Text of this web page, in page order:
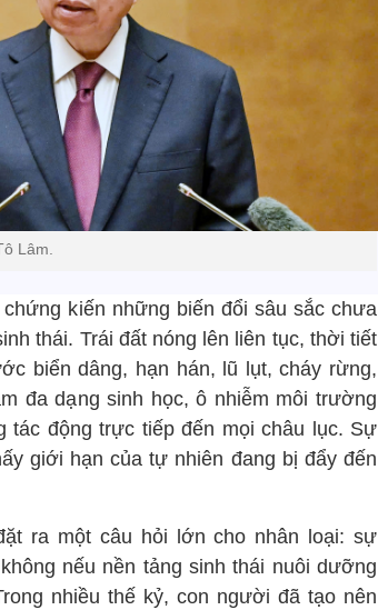
Lâm.
kiến những biến đổi sâu sắc chưa
thái. Trái đất nóng lên liên tục, thời tiết
biển dâng, hạn hán, lũ lụt, cháy rừng,
đa dạng sinh học, ô nhiễm môi trường
tác động trực tiếp đến mọi châu lục. Sự
giới hạn của tự nhiên đang bị đẩy đến
ra một câu hỏi lớn cho nhân loại: sự
nếu nền tảng sinh thái nuôi dưỡng
nhiều thế kỷ, con người đã tạo nên